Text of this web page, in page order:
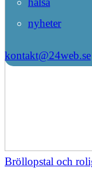
Bröllopstal och
nyheter
kontakt@24web.se